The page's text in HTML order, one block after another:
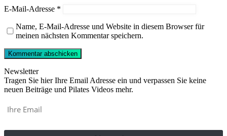
E-Mail-Adresse *
Name, E-Mail-Adresse und Website in diesem Browser für
meinen nächsten Kommentar speichern.
Newsletter
Tragen Sie hier Ihre Email Adresse ein und verpassen Sie keine
neuen Beiträge und Pilates Videos mehr.